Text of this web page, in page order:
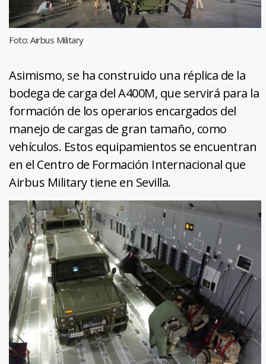
Foto: Airbus Military
Asimismo, se ha construido una réplica de la
bodega de carga del A400M, que servirá para la
formación de los operarios encargados del
manejo de cargas de gran tamaño, como
vehículos. Estos equipamientos se encuentran
en el Centro de Formación Internacional que
Airbus Military tiene en Sevilla.